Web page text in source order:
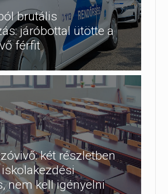
brutális
járóbottal ütötte a
férfit
két részletben
nem kell igényelni